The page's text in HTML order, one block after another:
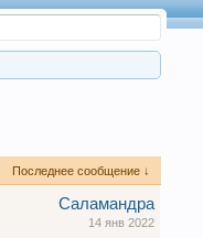
Последнее сообщение ↓
Саламандра
14 янв 2022